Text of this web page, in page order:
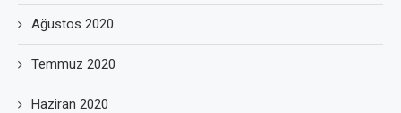
Ağustos 2020
Temmuz 2020
Haziran 2020